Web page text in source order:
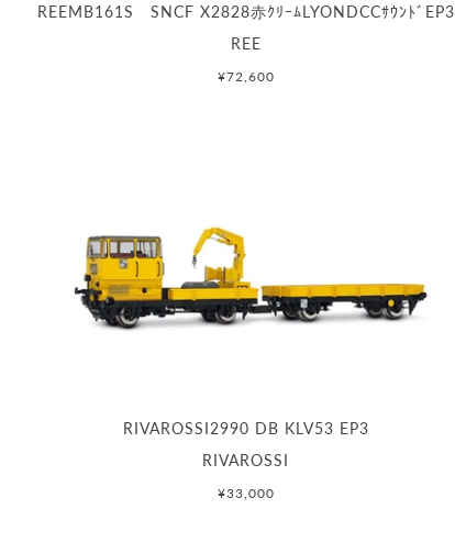
REEMB161S SNCF X2828赤ｸﾘｰﾑLYONDCCｻｳﾝﾄﾞEP3
REE
¥72,600
RIVAROSSI2990 DB KLV53 EP3
RIVAROSSI
¥33,000